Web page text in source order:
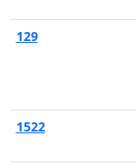
129
1522